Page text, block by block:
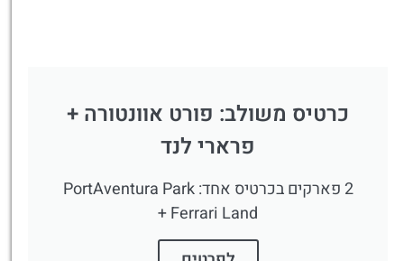
כרטיס משולב: פורט אוונטורה +
פרארי לנד
2 פארקים בכרטיס אחד: PortAventura Park
+ Ferrari Land